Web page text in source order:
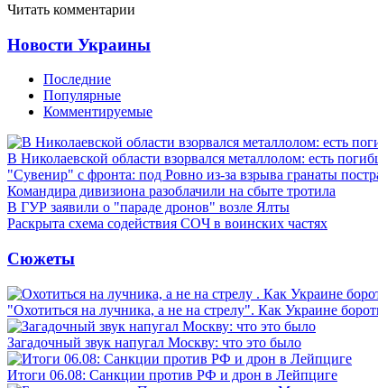
Читать комментарии
Новости Украины
Последние
Популярные
Комментируемые
В Николаевской области взорвался металлолом: есть
"Сувенир" с фронта: под Ровно из-за взрыва гранаты
Командира дивизиона разоблачили на сбыте тротила
В ГУР заявили о "параде дронов" возле Ялты
Раскрыта схема содействия СОЧ в воинских частях
Сюжеты
"Охотиться на лучника, а не на стрелу". Как Украине
Загадочный звук напугал Москву: что это было
Итоги 06.08: Санкции против РФ и дрон в Лейпциге